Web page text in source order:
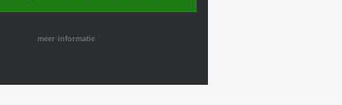
meer informatie